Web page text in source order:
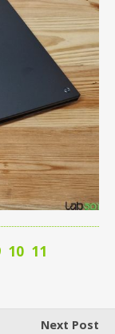
10 11
Next Post